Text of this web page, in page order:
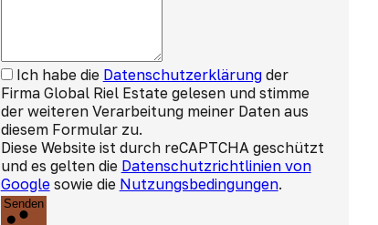
Ich habe die Datenschutzerklärungder
Firma Global Riel Estate gelesen und stimme
der weiteren Verarbeitung meiner Daten aus
diesem Formular zu.
Diese Website ist durch reCAPTCHA geschützt
und es gelten die Datenschutzrichtlinien von
Googlesowie die Nutzungsbedingungen.
Senden